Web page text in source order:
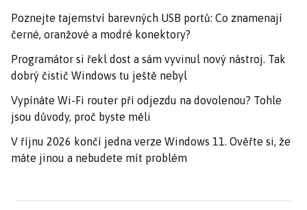
Poznejte tajemství barevných USB portů: Co znamenají
černé, oranžové a modré konektory?
Programátor si řekl dost a sám vyvinul nový nástroj. Tak
dobrý čistič Windows tu ještě nebyl
Vypínáte Wi-Fi router při odjezdu na dovolenou? Tohle
jsou důvody, proč byste měli
V říjnu 2026 končí jedna verze Windows 11. Ověřte si, že
máte jinou a nebudete mít problém